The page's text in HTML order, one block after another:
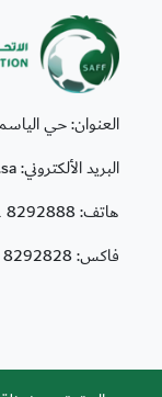
العنوان: حي
البريد الألكتروني: info@saff.com.sa
هاتف:8292888
فاكس: